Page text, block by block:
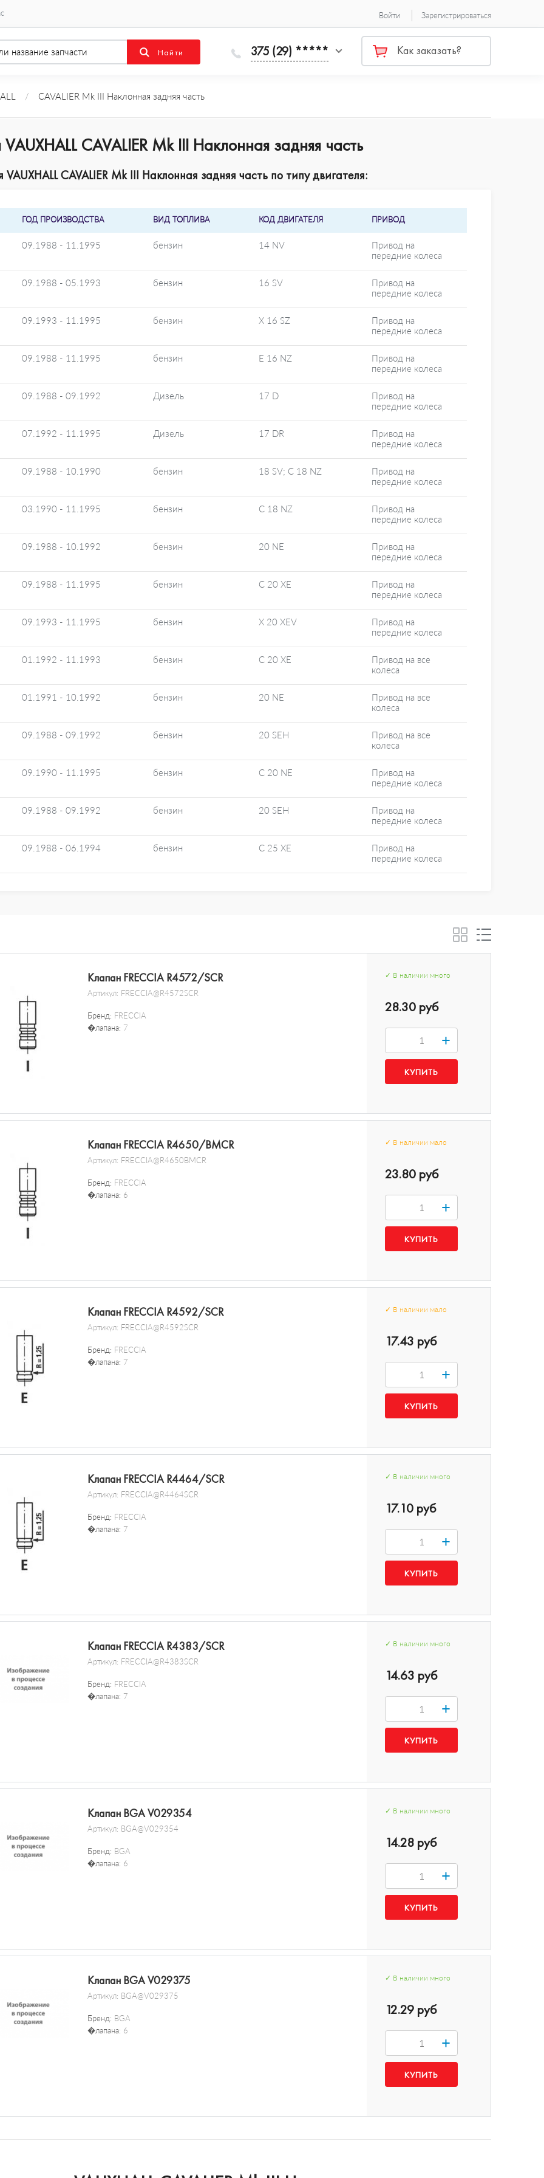
Войти Зарегистрироваться
375 (29) ***** Как заказать?
/ CAVALIER Mk III Наклонная задняя часть
CAVALIER Mk III Наклонная задняя часть
CAVALIER Mk III Наклонная задняя часть по типу двигателя:
ГОД ПРОИЗВОДСТВА ВИД ТОПЛИВА КОД ДВИГАТЕЛЯ ПРИВОД
09.1988 - 11.1995 бензин 14 NV
Привод на
передние колеса
09.1988 - 05.1993 бензин 16 SV
Привод на
передние колеса
09.1993 - 11.1995 бензин X 16 SZ
Привод на
передние колеса
09.1988 - 11.1995 бензин E 16 NZ
Привод на
передние колеса
09.1988 - 09.1992 Дизель 17 D
Привод на
передние колеса
07.1992 - 11.1995 Дизель 17 DR
Привод на
передние колеса
09.1988 - 10.1990 бензин 18 SV; C 18 NZ
Привод на
передние колеса
03.1990 - 11.1995 бензин C 18 NZ
Привод на
передние колеса
09.1988 - 10.1992 бензин 20 NE
Привод на
передние колеса
09.1988 - 11.1995 бензин C 20 XE
Привод на
передние колеса
09.1993 - 11.1995 бензин X 20 XEV
Привод на
передние колеса
01.1992 - 11.1993 бензин C 20 XE
Привод на все
колеса
01.1991 - 10.1992 бензин 20 NE
Привод на все
колеса
09.1988 - 09.1992 бензин 20 SEH
Привод на все
колеса
09.1990 - 11.1995 бензин C 20 NE
Привод на
передние колеса
09.1988 - 09.1992 бензин 20 SEH
Привод на
передние колеса
09.1988 - 06.1994 бензин C 25 XE
Привод на
передние колеса
Клапан FRECCIA R4572/SCR
Артикул: FRECCIA@R4572SCR
Бренд: FRECCIA
�лапана: 7
✓ В наличии много
28.30 руб
+
Клапан FRECCIA R4650/BMCR
Артикул: FRECCIA@R4650BMCR
Бренд: FRECCIA
�лапана: 6
✓ В наличии мало
23.80 руб
+
Клапан FRECCIA R4592/SCR
Артикул: FRECCIA@R4592SCR
Бренд: FRECCIA
�лапана: 7
✓ В наличии мало
17.43 руб
+
Клапан FRECCIA R4464/SCR
Артикул: FRECCIA@R4464SCR
Бренд: FRECCIA
�лапана: 7
✓ В наличии много
17.10 руб
+
Клапан FRECCIA R4383/SCR
Артикул: FRECCIA@R4383SCR
Бренд: FRECCIA
�лапана: 7
✓ В наличии много
14.63 руб
+
Клапан BGA V029354
Артикул: BGA@V029354
Бренд: BGA
�лапана: 6
✓ В наличии много
14.28 руб
+
Клапан BGA V029375
Артикул: BGA@V029375
Бренд: BGA
�лапана: 6
✓ В наличии много
12.29 руб
+